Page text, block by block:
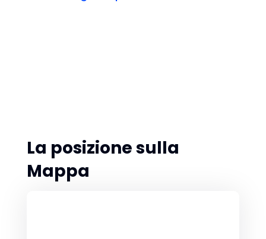
La posizione sulla
Mappa